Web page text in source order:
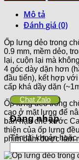
Mô tả
Đánh giá (0)
Ốp lưng dẻo trong
0.9 mm, mềm dẻo,
lại, cuộn lại mà
4 góc dày dặn hơn
đầu tiến), kết hợp
cấp khá dầy dặn
Ốp lưng dẻo trong
cao ở mặt lưng để
bàn hạn chế xước
thiện của ốp lưng
phím bấm được làm
Chat Zalo
Đăng nhập
Tên tài khoản